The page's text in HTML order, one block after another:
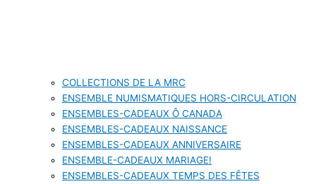
COLLECTIONS DE LA MRC
ENSEMBLE NUMISMATIQUES HORS-CIRCULATION
ENSEMBLES-CADEAUX Ô CANADA
ENSEMBLES-CADEAUX NAISSANCE
ENSEMBLES-CADEAUX ANNIVERSAIRE
ENSEMBLE-CADEAUX MARIAGE!
ENSEMBLES-CADEAUX TEMPS DES FÊTES